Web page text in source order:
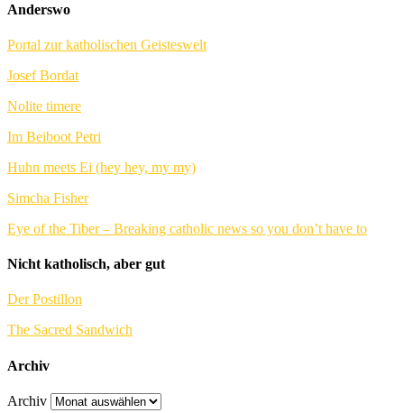
Anderswo
Portal zur katholischen Geisteswelt
Josef Bordat
Nolite timere
Im Beiboot Petri
Huhn meets Ei (hey hey, my my)
Simcha Fisher
Eye of the Tiber – Breaking catholic news so you don’t have to
Nicht katholisch, aber gut
Der Postillon
The Sacred Sandwich
Archiv
Archiv